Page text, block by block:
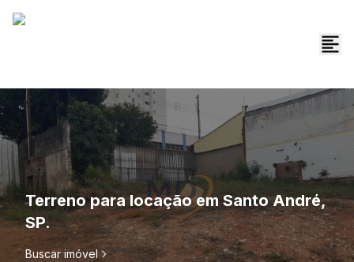
Terreno para locação em Santo André,
SP.
Buscar imóvel